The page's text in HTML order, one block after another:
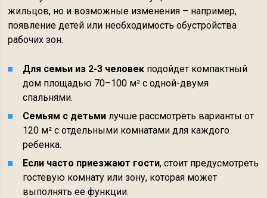
жильцов, но и возможные изменения – например,
появление детей или необходимость обустройства
рабочих зон.
Для семьи из 2-3 человек подойдет компактный
дом площадью 70–100 м² с одной-двумя
спальнями.
Семьям с детьми лучше рассмотреть варианты от
120 м² с отдельными комнатами для каждого
ребенка.
Если часто приезжают гости, стоит предусмотреть
гостевую комнату или зону, которая может
выполнять ее функции.